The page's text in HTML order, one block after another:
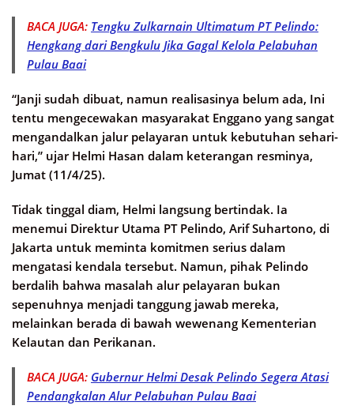
BACA JUGA: Tengku Zulkarnain Ultimatum PT Pelindo:
Hengkang dari Bengkulu Jika Gagal Kelola Pelabuhan
Pulau Baai
“Janji sudah dibuat, namun realisasinya belum ada, Ini
tentu mengecewakan masyarakat Enggano yang sangat
mengandalkan jalur pelayaran untuk kebutuhan sehari-
hari,” ujar Helmi Hasan dalam keterangan resminya,
Jumat (11/4/25).
Tidak tinggal diam, Helmi langsung bertindak. Ia
menemui Direktur Utama PT Pelindo, Arif Suhartono, di
Jakarta untuk meminta komitmen serius dalam
mengatasi kendala tersebut. Namun, pihak Pelindo
berdalih bahwa masalah alur pelayaran bukan
sepenuhnya menjadi tanggung jawab mereka,
melainkan berada di bawah wewenang Kementerian
Kelautan dan Perikanan.
BACA JUGA: Gubernur Helmi Desak Pelindo Segera Atasi
Pendangkalan Alur Pelabuhan Pulau Baai